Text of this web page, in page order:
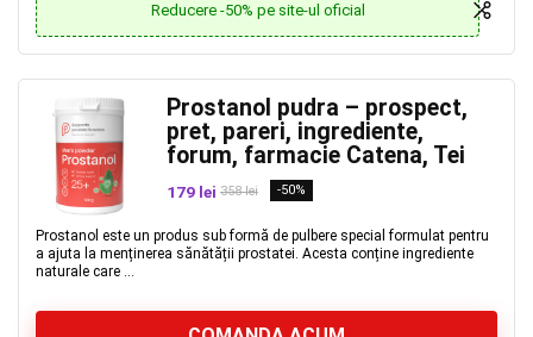
Reducere -50% pe site-ul oficial
Prostanol pudra – prospect,
pret, pareri, ingrediente,
forum, farmacie Catena, Tei
179 lei 358 lei -50%
Prostanol este un produs sub formă de pulbere special formulat pentru
a ajuta la menținerea sănătății prostatei. Acesta conține ingrediente
naturale care ...